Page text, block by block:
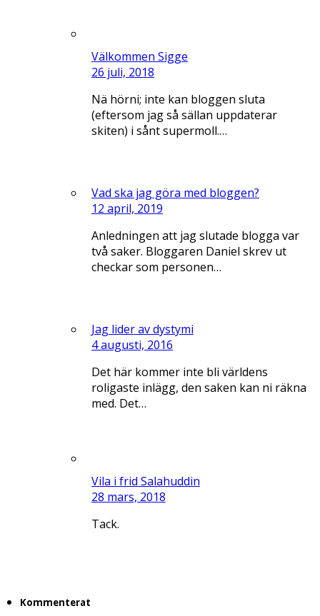
Välkommen Sigge
26 juli, 2018
Nä hörni; inte kan bloggen sluta
(eftersom jag så sällan uppdaterar
skiten) i sånt supermoll.…
Vad ska jag göra med bloggen?
12 april, 2019
Anledningen att jag slutade blogga var
två saker. Bloggaren Daniel skrev ut
checkar som personen…
Jag lider av dystymi
4 augusti, 2016
Det här kommer inte bli världens
roligaste inlägg, den saken kan ni räkna
med. Det…
Vila i frid Salahuddin
28 mars, 2018
Tack.
Kommenterat